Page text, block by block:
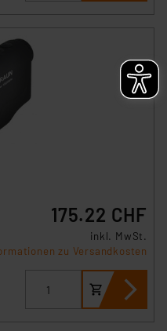
175.22 CHF
inkl. MwSt.
zu Versandkosten